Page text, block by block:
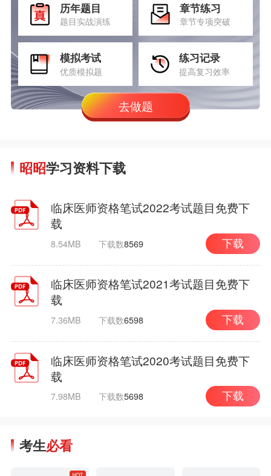
历年题目
题目实战演练
章节练习
章节专项突破
模拟考试
优质模拟题
练习记录
提高复习效率
去做题
昭昭学习资料下载
临床医师资格笔试2022考试题目免费下
载
8.54MB 下载数8569 下载
临床医师资格笔试2021考试题目免费下
载
7.36MB 下载数6598 下载
临床医师资格笔试2020考试题目免费下
载
7.98MB 下载数5698 下载
考生必看